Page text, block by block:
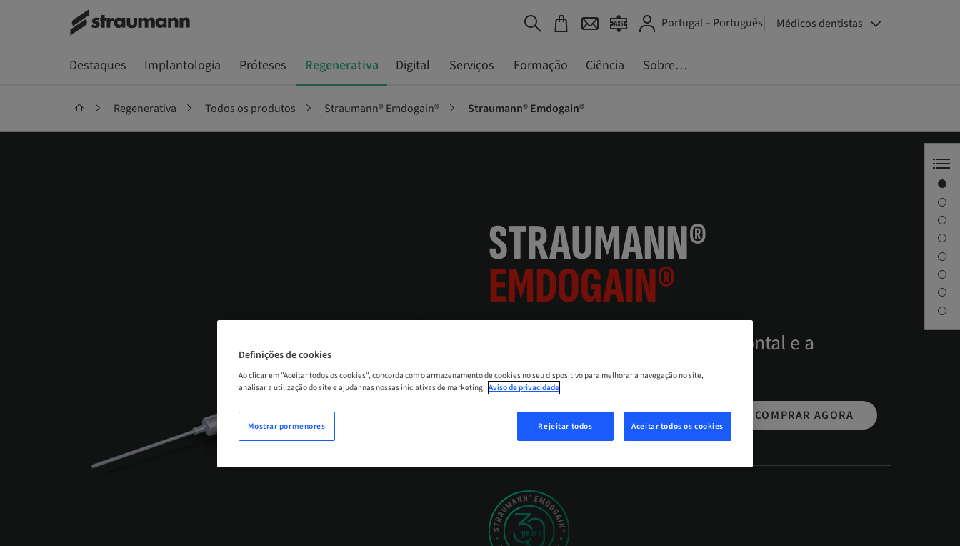
Portugal – Português Médicos dentistas
Destaques Implantologia Próteses Regenerativa Digital Serviços Formação Ciência Sobre…
Regenerativa Todos os produtos Straumann® Emdogain® Straumann® Emdogain®
STRAUMANN®
EMDOGAIN®
Dominar a regeneração periodontal e a
cicatrização de feridas orais.
DESCARREGAR O LIVRO DE CASOS COMPRAR AGORA
Definições de cookies
Ao clicar em "Aceitar todos os cookies", concorda com o armazenamento de cookies no seu dispositivo para melhorar a navegação no site,
analisar a utilização do site e ajudar nas nossas iniciativas de marketing. Aviso de privacidade
Rejeitar todos Aceitar todos os cookies
Mostrar pormenores